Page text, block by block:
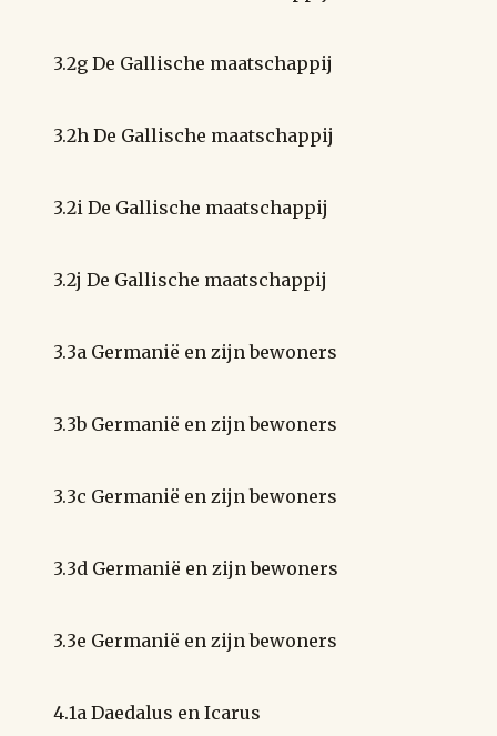
3.2g De Gallische maatschappij
3.2h De Gallische maatschappij
3.2i De Gallische maatschappij
3.2j De Gallische maatschappij
3.3a Germanië en zijn bewoners
3.3b Germanië en zijn bewoners
3.3c Germanië en zijn bewoners
3.3d Germanië en zijn bewoners
3.3e Germanië en zijn bewoners
4.1a Daedalus en Icarus